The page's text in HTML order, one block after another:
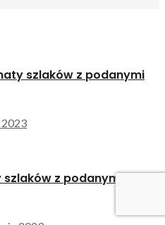
szlaków z podanymi
z podanymi